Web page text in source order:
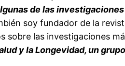
de las
soy fundador de la
las investigaciones
y la Longevidad, un